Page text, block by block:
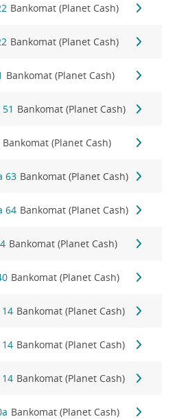
Bankomat (Planet Cash)
Bankomat (Planet Cash)
Bankomat (Planet Cash)
Bankomat (Planet Cash)
Bankomat (Planet Cash)
63 Bankomat (Planet Cash)
64 Bankomat (Planet Cash)
Bankomat (Planet Cash)
Bankomat (Planet Cash)
Bankomat (Planet Cash)
Bankomat (Planet Cash)
Bankomat (Planet Cash)
Bankomat (Planet Cash)